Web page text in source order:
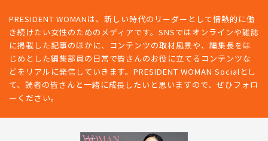
PRESIDENT WOMANは、新しい時代のリーダーとして情熱的に働
き続けたい女性のためのメディアです。SNSではオンラインや雑誌
に掲載した記事のほかに、コンテンツの取材風景や、編集長をは
じめとした編集部員の日常で皆さんのお役に立てるコンテンツな
どをリアルに発信していきます。PRESIDENT WOMAN Socialとし
て、読者の皆さんと一緒に成長したいと思いますので、ぜひフォロ
ーください。